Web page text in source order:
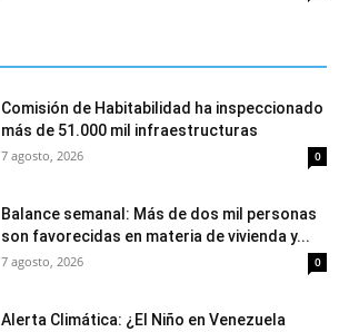
Comisión de Habitabilidad ha inspeccionado
más de 51.000 mil infraestructuras
7 agosto, 2026 0
Balance semanal: Más de dos mil personas
son favorecidas en materia de vivienda y...
7 agosto, 2026 0
Alerta Climática: ¿El Niño en Venezuela